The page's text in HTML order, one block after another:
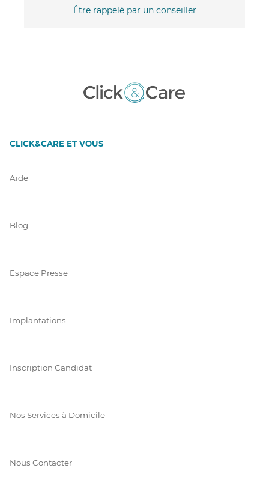
Être rappelé par un conseiller
CLICK&CARE ET VOUS
Aide
Blog
Espace Presse
Implantations
Inscription Candidat
Nos Services à Domicile
Nous Contacter